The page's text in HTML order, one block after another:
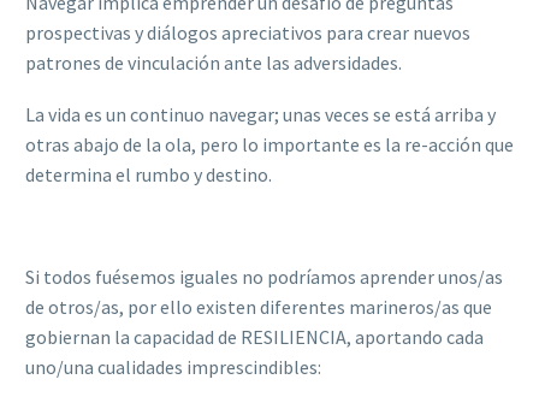
prospectivas y diálogos apreciativos para crear nuevos
patrones de vinculación ante las adversidades.
La vida es un continuo navegar; unas veces se está arriba y
otras abajo de la ola, pero lo importante es la re-acción que
determina el rumbo y destino.
Si todos fuésemos iguales no podríamos aprender unos/as
de otros/as, por ello existen diferentes marineros/as que
gobiernan la capacidad de RESILIENCIA, aportando cada
uno/una cualidades imprescindibles: